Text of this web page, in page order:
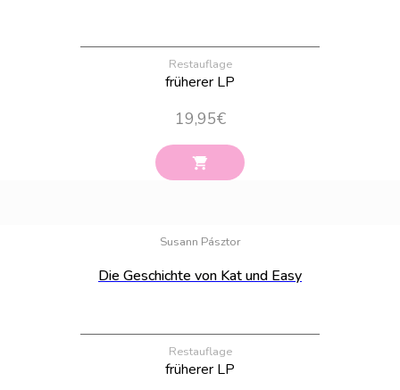
Restauflage
früherer LP
19,95€
Susann Pásztor
Die Geschichte von Kat und Easy
Restauflage
früherer LP